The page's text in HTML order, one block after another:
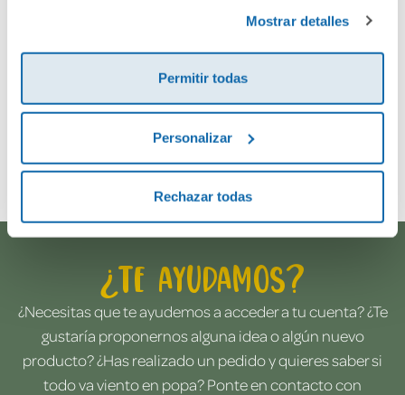
Mostrar detalles
Permitir todas
Personalizar
Rechazar todas
¿Te ayudamos?
¿Necesitas que te ayudemos a acceder a tu cuenta? ¿Te
gustaría proponernos alguna idea o algún nuevo
producto? ¿Has realizado un pedido y quieres saber si
todo va viento en popa? Ponte en contacto con